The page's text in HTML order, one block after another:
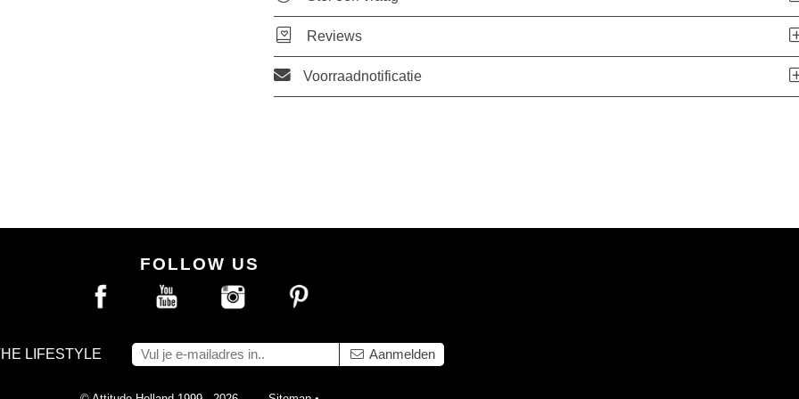
Reviews
Voorraadnotificatie
FOLLOW US
LIFESTYLE Aanmelden